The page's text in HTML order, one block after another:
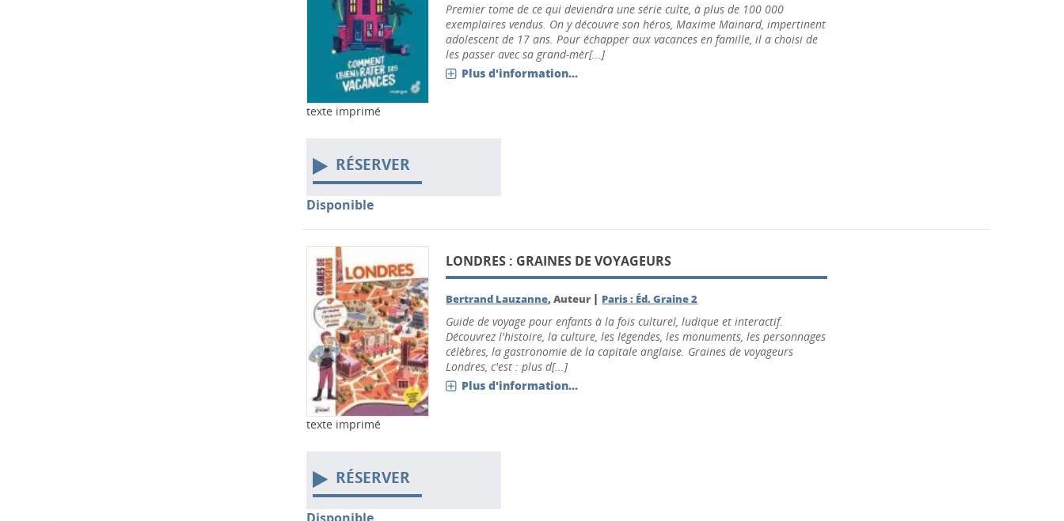
texte imprimé
Premier tome de ce qui deviendra une série culte, à plus de 100 000
exemplaires vendus. On y découvre son héros, Maxime Mainard, impertinent
adolescent de 17 ans. Pour échapper aux vacances en famille, il a choisi de
les passer avec sa grand-mèr[...]
Plus d'information...
RÉSERVER
Disponible
texte imprimé
LONDRES : GRAINES DE VOYAGEURS
Bertrand Lauzanne, Auteur | Paris : Éd. Graine 2
Guide de voyage pour enfants à la fois culturel, ludique et interactif.
Découvrez l'histoire, la culture, les légendes, les monuments, les personnages
célèbres, la gastronomie de la capitale anglaise. Graines de voyageurs
Londres, c'est : plus d[...]
Plus d'information...
RÉSERVER